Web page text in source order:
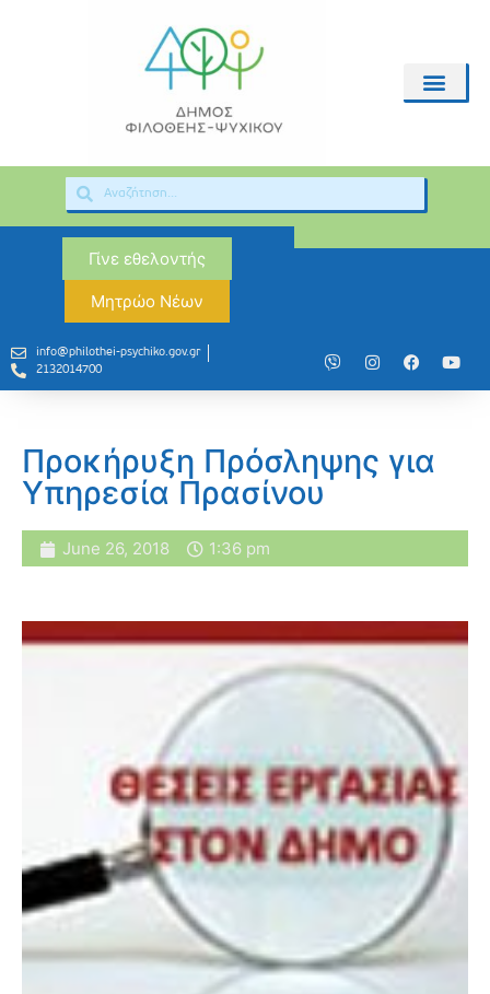
Γίνε εθελοντής
Μητρώο Νέων
info@philothei-psychiko.gov.gr
2132014700
Προκήρυξη Πρόσληψης για
Υπηρεσία Πρασίνου
June 26, 2018 1:36 pm